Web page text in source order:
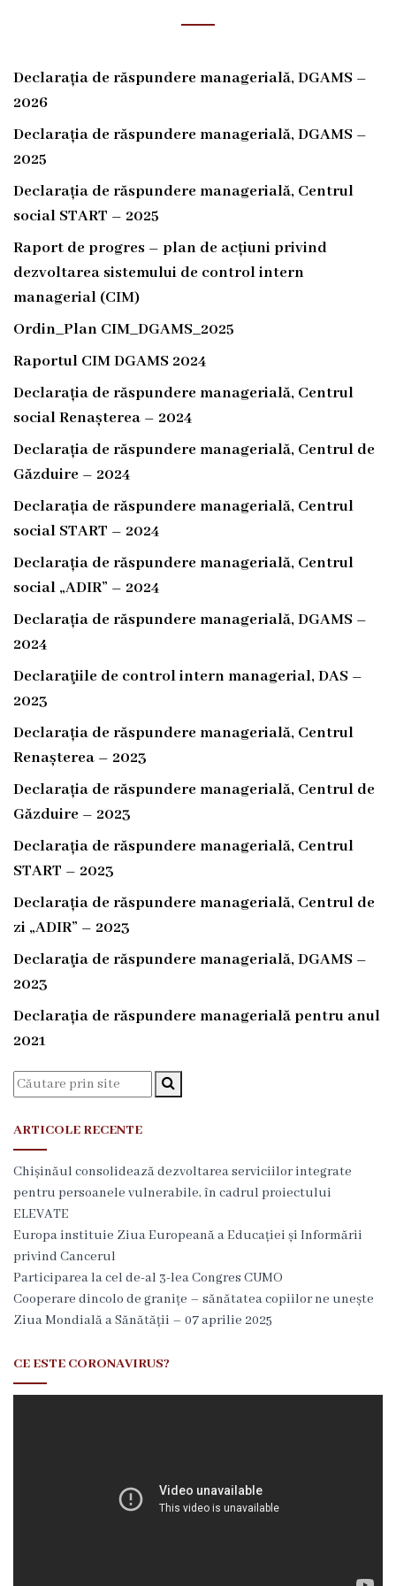
e
c
ț
i
a
e
n
e
r
a
l
ă
s
i
s
t
e
n
ț
ă
m
e
d
i
c
a
l
ș
s
o
i
a
l
ă
o
n
Declarația de răspundere managerială, DGAMS –
2026
Declarația de răspundere managerială, DGAMS –
2025
Declarația de răspundere managerială, Centrul
social START – 2025
Raport de progres – plan de acțiuni privind
dezvoltarea sistemului de control intern
managerial (CIM)
Ordin_Plan CIM_DGAMS_2025
Raportul CIM DGAMS 2024
Declarația de răspundere managerială, Centrul
social Renașterea – 2024
Declarația de răspundere managerială, Centrul de
Găzduire – 2024
Declarația de răspundere managerială, Centrul
social START – 2024
Declarația de răspundere managerială, Centrul
social „ADIR” – 2024
Declarația de răspundere managerială, DGAMS –
2024
Declaraţiile de control intern managerial, DAS –
2023
Declarația de răspundere managerială, Centrul
Renașterea – 2023
Declarația de răspundere managerială, Centrul de
Găzduire – 2023
Declarația de răspundere managerială, Centrul
START – 2023
Declarația de răspundere managerială, Centrul de
zi „ADIR” – 2023
Declaraţia de răspundere managerială, DGAMS –
2023
Declarația de răspundere managerială pentru anul
2021
ARTICOLE RECENTE
Chișinăul consolidează dezvoltarea serviciilor integrate
pentru persoanele vulnerabile, în cadrul proiectului
ELEVATE
Europa instituie Ziua Europeană a Educației și Informării
privind Cancerul
Participarea la cel de-al 3-lea Congres CUMO
Cooperare dincolo de granițe – sănătatea copiilor ne unește
Ziua Mondială a Sănătății – 07 aprilie 2025
CE ESTE CORONAVIRUS?